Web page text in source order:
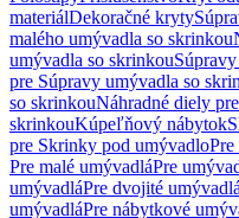
materiálDekoračné kryty
malého umývadla so skrinkou
umývadla so skrinkou
pre Súpravy umývadla so
so skrinkouNáhradné diely
skrinkouKúpeľňový nábytok
pre Skrinky pod umývadloPre
Pre malé umývadláPre
umývadláPre dvojité umývadlá
umývadláPre nábytkové